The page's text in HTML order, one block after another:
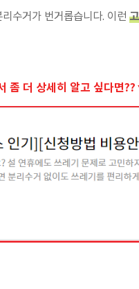
수거가 번거롭습니다. 이런
좀 더 상세히 알고 싶다면